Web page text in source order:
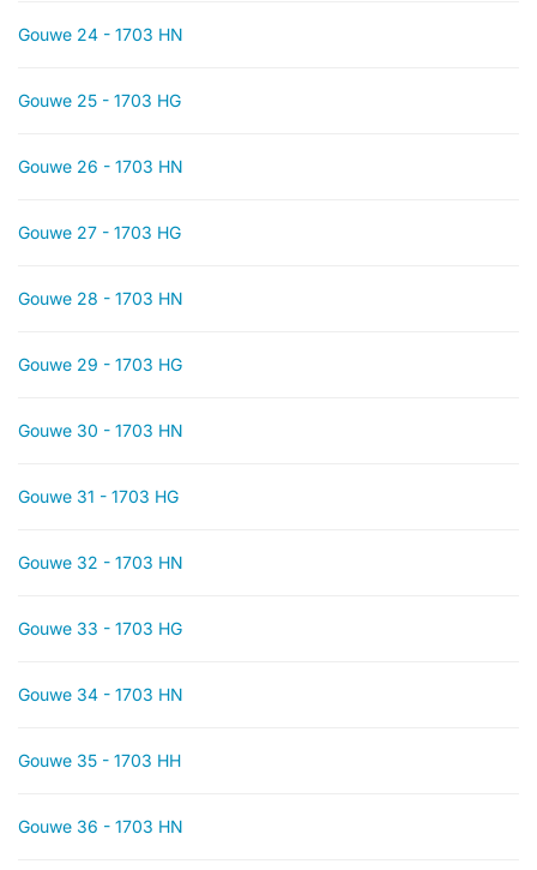
Gouwe 24 - 1703 HN
Gouwe 25 - 1703 HG
Gouwe 26 - 1703 HN
Gouwe 27 - 1703 HG
Gouwe 28 - 1703 HN
Gouwe 29 - 1703 HG
Gouwe 30 - 1703 HN
Gouwe 31 - 1703 HG
Gouwe 32 - 1703 HN
Gouwe 33 - 1703 HG
Gouwe 34 - 1703 HN
Gouwe 35 - 1703 HH
Gouwe 36 - 1703 HN